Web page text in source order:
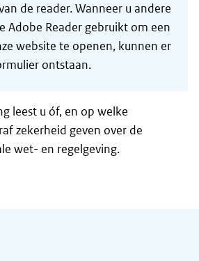
de reader. Wanneer u andere
Adobe Reader gebruikt om een
website te openen, kunnen er
ontstaan.
leest u óf, en op welke
zekerheid geven over de
wet- en regelgeving.